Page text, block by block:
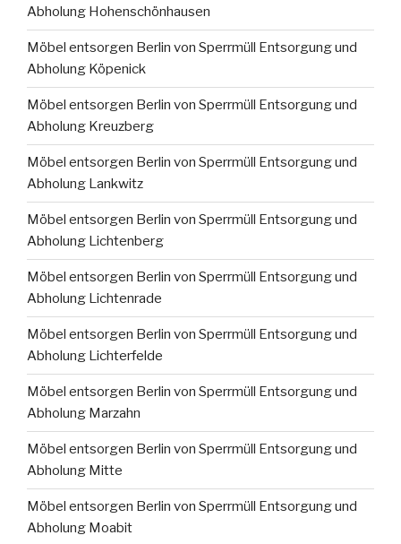
Abholung Hohenschönhausen
Möbel entsorgen Berlin von Sperrmüll Entsorgung und
Abholung Köpenick
Möbel entsorgen Berlin von Sperrmüll Entsorgung und
Abholung Kreuzberg
Möbel entsorgen Berlin von Sperrmüll Entsorgung und
Abholung Lankwitz
Möbel entsorgen Berlin von Sperrmüll Entsorgung und
Abholung Lichtenberg
Möbel entsorgen Berlin von Sperrmüll Entsorgung und
Abholung Lichtenrade
Möbel entsorgen Berlin von Sperrmüll Entsorgung und
Abholung Lichterfelde
Möbel entsorgen Berlin von Sperrmüll Entsorgung und
Abholung Marzahn
Möbel entsorgen Berlin von Sperrmüll Entsorgung und
Abholung Mitte
Möbel entsorgen Berlin von Sperrmüll Entsorgung und
Abholung Moabit